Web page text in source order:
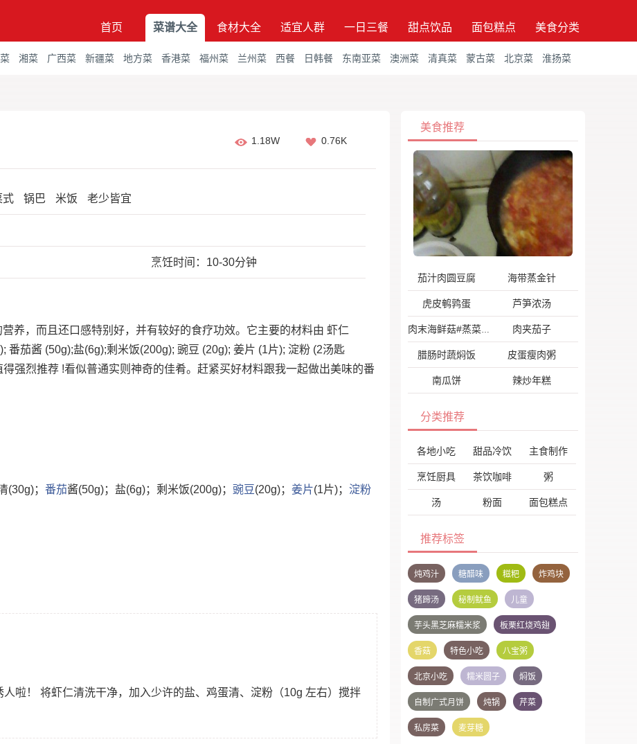
首页 菜谱大全 食材大全 适宜人群 一日三餐 甜点饮品 面包糕点 美食分类
湘菜 广西菜 新疆菜 地方菜 香港菜 福州菜 兰州菜 西餐 日韩餐 东南亚菜 澳洲菜 清真菜 蒙古菜 北京菜 淮扬菜
1.18W 0.76K
式 锅巴 米饭 老少皆宜
烹饪时间：10-30分钟
养，而且还口感特别好，并有较好的食疗功效。它主要的材料由 虾仁
番茄酱 (50g);盐(6g);剩米饭(200g); 豌豆 (20g); 姜片 (1片); 淀粉 (2汤匙
强烈推荐 !看似普通实则神奇的佳肴。赶紧买好材料跟我一起做出美味的番
(30g)； 番茄酱(50g)；盐(6g)；剩米饭(200g)； 豌豆 (20g)； 姜片(1片)； 淀粉
啦！ 将虾仁清洗干净，加入少许的盐、鸡蛋清、淀粉（10g 左右）搅拌
美食推荐
茄汁肉圆豆腐 海带蒸金针
虎皮鹌鹑蛋 芦笋浓汤
肉末海鲜菇#蒸菜# 肉夹茄子
腊肠时蔬焖饭 皮蛋瘦肉粥
南瓜饼 辣炒年糕
分类推荐
各地小吃 甜品冷饮 主食制作
烹饪厨具 茶饮咖啡 粥
汤 粉面 面包糕点
推荐标签
炖鸡汁 糖醋味 糍粑 炸鸡块
猪蹄汤 秘制鱿鱼 儿童
芋头黑芝麻糯米浆 板栗红烧鸡翅
香菇 特色小吃 八宝粥
北京小吃 糯米圆子 焖饭
自制广式月饼 炖锅 芹菜
私房菜 麦芽糖